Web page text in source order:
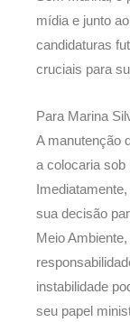
mídia e junto
candidaturas
cruciais para
Para Marina
A manutenção
a colocaria sob
sua decisão
Meio
instabilidade
seu papel